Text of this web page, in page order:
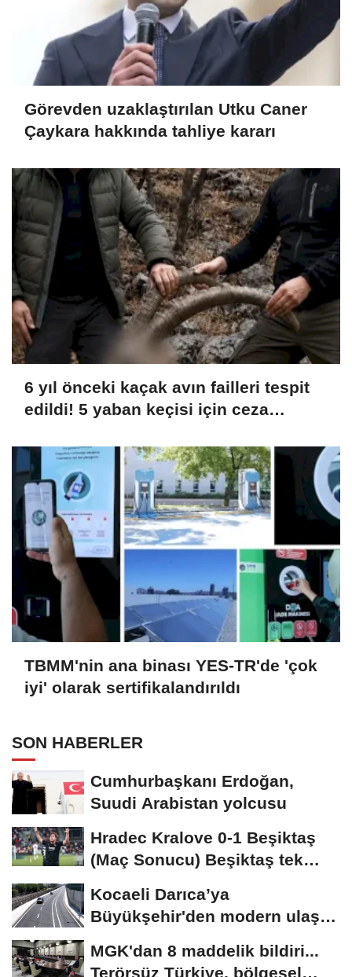
Görevden uzaklaştırılan Utku Caner
Çaykara hakkında tahliye kararı
6 yıl önceki kaçak avın failleri tespit
edildi! 5 yaban keçisi için ceza
TBMM'nin ana binası YES-TR'de 'çok
iyi' olarak sertifikalandırıldı
SON HABERLER
Cumhurbaşkanı Erdoğan,
Suudi Arabistan yolcusu
Hradec Kralove 0-1 Beşiktaş
(Maç Sonucu) Beşiktaş tek
Kocaeli Darıca’ya
Büyükşehir'den modern ulaşım
MGK'dan 8 maddelik bildiri...
Terörsüz Türkiye, bölgesel